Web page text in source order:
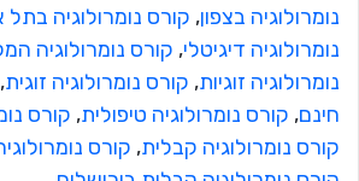
נומרולוגיה בצפון, קורס נומרולוגיה בתל
נומרולוגיה דיגיטלי, קורס נומרולוגיה
נומרולוגיה זוגיות, קורס נומרולוגיה זוגית,
חינם, קורס נומרולוגיה טיפולית, קורס
קורס נומרולוגיה קבלית, קורס